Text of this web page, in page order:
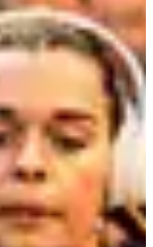
des conférences pour
sur 3 pathologies
tendinite d’Achille.
pour progresser en
– gagnant ?